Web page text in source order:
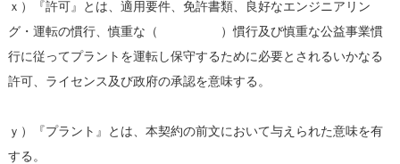
ｘ）『許可』とは、適用要件、免許書類、良好なエンジニアリン
グ・運転の慣行、慎重な（ ）慣行及び慎重な公益事業慣
行に従ってプラントを運転し保守するために必要とされるいかなる
許可、ライセンス及び政府の承認を意味する。
ｙ）『プラント』とは、本契約の前文において与えられた意味を有
する。